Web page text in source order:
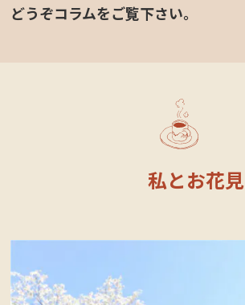
どうぞコラムをご覧下さい。
私とお花見